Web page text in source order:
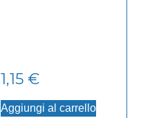
1,15 €
Aggiungi al carrello